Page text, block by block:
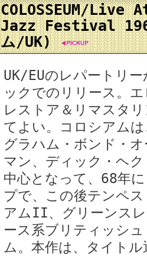
COLOSSEUM/
Jazz Festival
ム/UK)
UK/EUのレパートリ
ックでのリリース。
レストア＆リマスタ
てよい。コロシアム
グラハム・ボンド・
マン、ディック・ヘ
中心となって、68年
プで、この後テンペ
アムII、グリーンス
ース系ブリティッシ
ム。本作は、タイト